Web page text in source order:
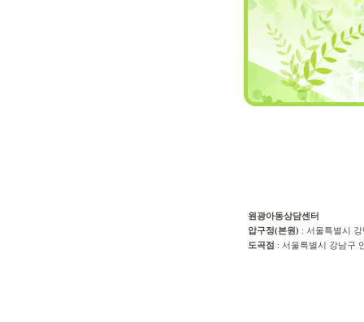
원광아동상담센터
압구정(본원) : 서울특별시
도곡점 : 서울특별시 강남구